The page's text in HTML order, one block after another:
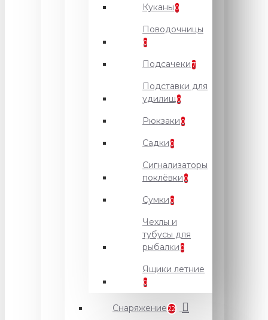
Куканы 0
Поводочницы
0
Подсачеки 7
Подставки для
удилищ0
Рюкзаки 0
Садки 0
Сигнализаторы
поклёвки 0
Сумки 0
Чехлы и
тубусы для
рыбалки 0
Ящики летние
0
Снаряжение 22